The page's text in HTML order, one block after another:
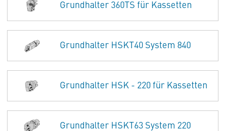
Grundhalter 360TS für Kassetten
Grundhalter HSKT40 System 840
Grundhalter HSK - 220 für Kassetten
Grundhalter HSKT63 System 220